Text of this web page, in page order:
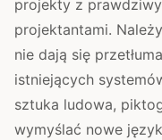
projekty z
projektantami.
nie dają się
istniejących
sztuka ludowa,
wymyślać nowe